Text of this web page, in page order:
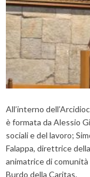
All’interno
è formata da Alessio
sociali e del lavoro;
Falappa, direttrice
animatrice di
Burdo della Caritas.